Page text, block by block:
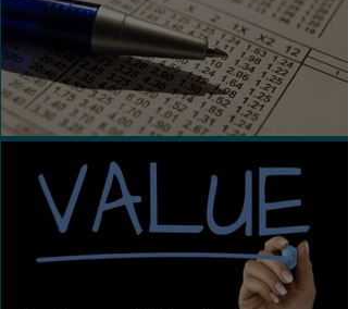
Τι είναι τα Ασιατικά Χάντικαπ;